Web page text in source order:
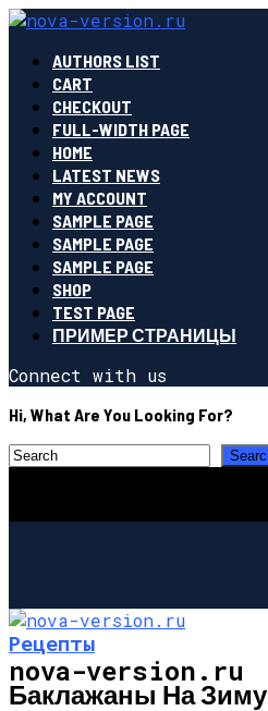
AUTHORS LIST
CART
CHECKOUT
FULL-WIDTH PAGE
HOME
LATEST NEWS
MY ACCOUNT
SAMPLE PAGE
SAMPLE PAGE
SAMPLE PAGE
SHOP
TEST PAGE
ПРИМЕР СТРАНИЦЫ
Connect with us
Hi, What Are You Looking For?
nova-version.ru
Рецепты
Баклажаны На Зиму